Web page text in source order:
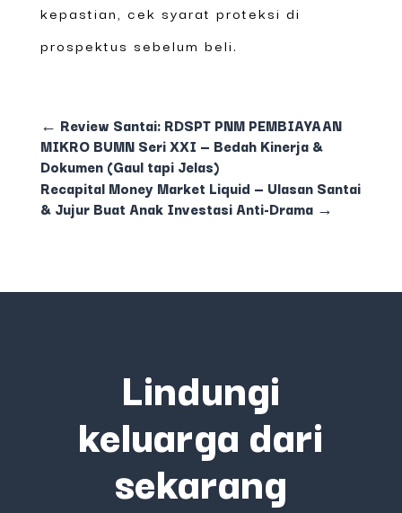
kepastian, cek syarat proteksi di
prospektus sebelum beli.
← Review Santai: RDSPT PNM PEMBIAYAAN
MIKRO BUMN Seri XXI — Bedah Kinerja &
Dokumen (Gaul tapi Jelas)
Recapital Money Market Liquid — Ulasan Santai
& Jujur Buat Anak Investasi Anti-Drama→
Lindungi
keluarga dari
sekarang